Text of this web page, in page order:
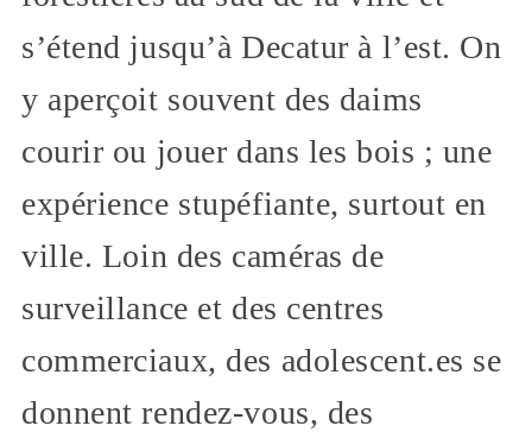
s’étend jusqu’à Decatur à l’est. On
y aperçoit souvent des daims
courir ou jouer dans les bois ; une
expérience stupéfiante, surtout en
ville. Loin des caméras de
surveillance et des centres
commerciaux, des adolescent.es se
donnent rendez-vous, des